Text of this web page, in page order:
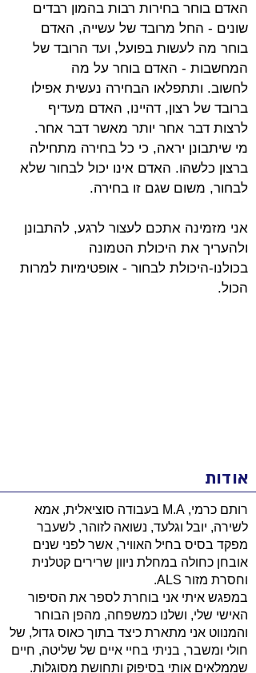
האדם בוחר בחירות רבות בהמון רבדים
שונים - החל מרובד של עשייה, האדם
בוחר מה לעשות בפועל, ועד הרובד של
המחשבות - האדם בוחר על מה
לחשוב. ותתפלאו הבחירה נעשית אפילו
ברובד של רצון, דהיינו, האדם מעדיף
לרצות דבר אחר יותר מאשר דבר אחר.
מי שיתבונן יראה, כי כל בחירה מתחילה
ברצון כלשהו. האדם אינו יכול לבחור שלא
לבחור, משום שגם זו בחירה.
אני מזמינה אתכם לעצור לרגע, להתבונן
ולהעריך את היכולת הטמונה
בכולנו-היכולת לבחור - אופטימיות למרות
הכול.
אודות
רותם כרמי, M.A בעבודה סוציאלית, אמא
לשירה, יובל וגלעד, נשואה לזוהר, לשעבר
מפקד בסיס בחיל האוויר, אשר לפני שנים
אובחן כחולה במחלת ניוון שרירים קטלנית
וחסרת מזור ALS.
במפגש איתי אני בוחרת לספר את הסיפור
האישי שלי, ושלנו כמשפחה, מהפן הבוחר
והמנווט אני מתארת כיצד בתוך כאוס גדול, של
חולי ומשבר, בניתי בחיי איים של שליטה, חיים
שממלאים אותי בסיפוק ותחושת מסוגלות.